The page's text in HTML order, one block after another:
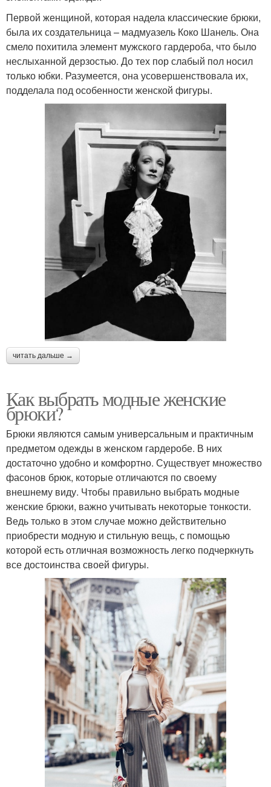
Первой женщиной, которая надела классические брюки,
была их создательница – мадмуазель Коко Шанель. Она
смело похитила элемент мужского гардероба, что было
неслыханной дерзостью. До тех пор слабый пол носил
только юбки. Разумеется, она усовершенствовала их,
подделала под особенности женской фигуры.
читать дальше →
Как выбрать модные женские
брюки?
Брюки являются самым универсальным и практичным
предметом одежды в женском гардеробе. В них
достаточно удобно и комфортно. Существует множество
фасонов брюк, которые отличаются по своему
внешнему виду. Чтобы правильно выбрать модные
женские брюки, важно учитывать некоторые тонкости.
Ведь только в этом случае можно действительно
приобрести модную и стильную вещь, с помощью
которой есть отличная возможность легко подчеркнуть
все достоинства своей фигуры.